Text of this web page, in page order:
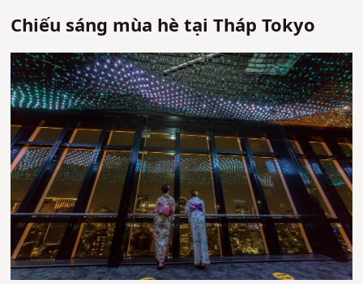
Chiếu sáng mùa hè tại Tháp Tokyo